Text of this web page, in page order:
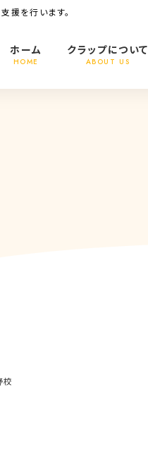
援を行います。
ホーム
HOME
クラップについて
ABOUT US
校